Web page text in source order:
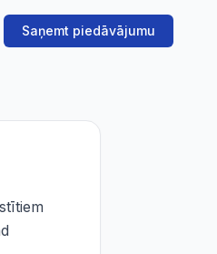
Saņemt piedāvājumu